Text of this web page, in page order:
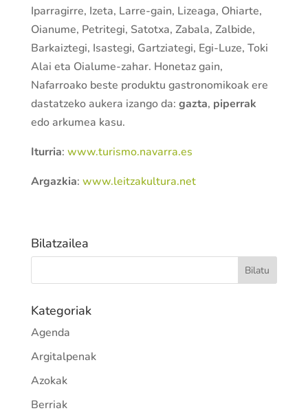
Iparragirre, Izeta, Larre-gain, Lizeaga, Ohiarte,
Oianume, Petritegi, Satotxa, Zabala, Zalbide,
Barkaiztegi, Isastegi, Gartziategi, Egi-Luze, Toki
Alai eta Oialume-zahar. Honetaz gain,
Nafarroako beste produktu gastronomikoak ere
dastatzeko aukera izango da: gazta, piperrak
edo arkumea kasu.
Iturria: www.turismo.navarra.es
Argazkia: www.leitzakultura.net
Bilatzailea
Kategoriak
Agenda
Argitalpenak
Azokak
Berriak